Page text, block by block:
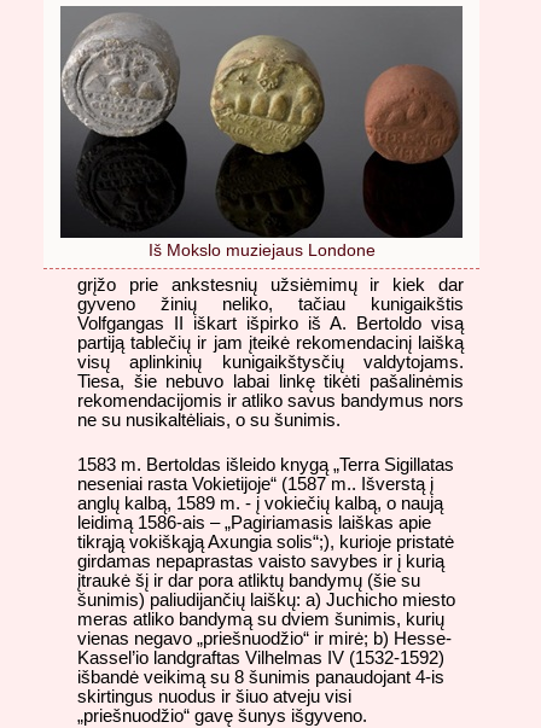
Iš Mokslo muziejaus Londone
grįžo prie ankstesnių užsiėmimų ir kiek dar
gyveno žinių neliko, tačiau kunigaikštis
Volfgangas II iškart išpirko iš A. Bertoldo visą
partiją tablečių ir jam įteikė rekomendacinį laišką
visų aplinkinių kunigaikštysčių valdytojams.
Tiesa, šie nebuvo labai linkę tikėti pašalinėmis
rekomendacijomis ir atliko savus bandymus nors
ne su nusikaltėliais, o su šunimis.
1583 m. Bertoldas išleido knygą „Terra Sigillatas
neseniai rasta Vokietijoje“ (1587 m.. Išverstą į
anglų kalbą, 1589 m. - į vokiečių kalbą, o naują
leidimą 1586-ais – „Pagiriamasis laiškas apie
tikrąją vokiškąją Axungia solis“;), kurioje pristatė
girdamas nepaprastas vaisto savybes ir į kurią
įtraukė šį ir dar pora atliktų bandymų (šie su
šunimis) paliudijančių laiškų: a) Juchicho miesto
meras atliko bandymą su dviem šunimis, kurių
vienas negavo „priešnuodžio“ ir mirė; b) Hesse-
Kassel’io landgraftas Vilhelmas IV (1532-1592)
išbandė veikimą su 8 šunimis panaudojant 4-is
skirtingus nuodus ir šiuo atveju visi
„priešnuodžio“ gavę šunys išgyveno.